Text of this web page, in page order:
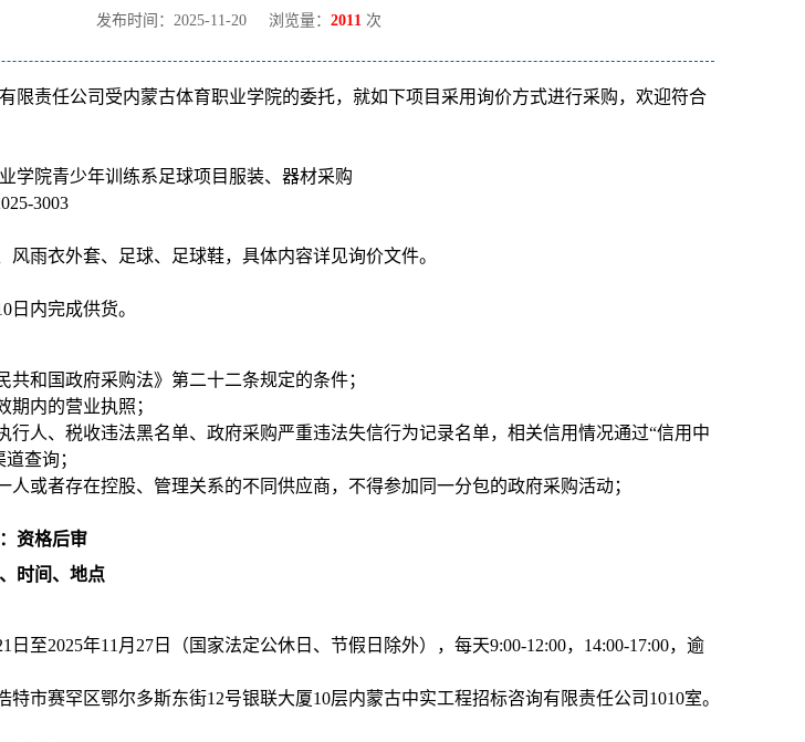
发布时间：2025-11-20 浏览量： 2011 次
限责任公司受内蒙古体育职业学院的委托，就如下项目采用询价方式进行采购，欢迎符合
学院青少年训练系足球项目服装、器材采购
3003
风雨衣外套、足球、足球鞋，具体内容详见询价文件。
日 内完成供货。
共和国政府采购法》第二十二条规定的条件；
期内的营业执照；
行人、税收违法黑名单、政府采购严重违法失信行为记录名单，相关信用情况通过“信用中
查询；
人或者存在控股、管理关系的不同供应商，不得参加同一分包的政府采购活动；
资格后审
时间、地点
日至2025年11月27日（国家法定公休日、节假日除外），每天9:00-12:00，14:00-17:00，逾
特市赛罕区鄂尔多斯东街12号银联大厦10层内蒙古中实工程招标咨询有限责任公司1010室。